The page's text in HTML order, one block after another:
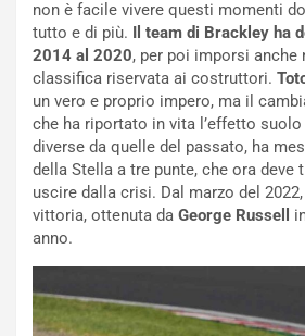
non è facile vivere questi momenti
tutto e di più. Il team di Brackley ha
2014 al 2020, per poi imporsi anche
classifica riservata ai costruttori.
un vero e proprio impero, ma il
che ha riportato in vita l’effetto
diverse da quelle del passato, ha
della Stella a tre punte, che ora deve
uscire dalla crisi. Dal marzo del
vittoria, ottenuta da George Russell
anno.
P
O
W
E
R
S
a
b
s
c